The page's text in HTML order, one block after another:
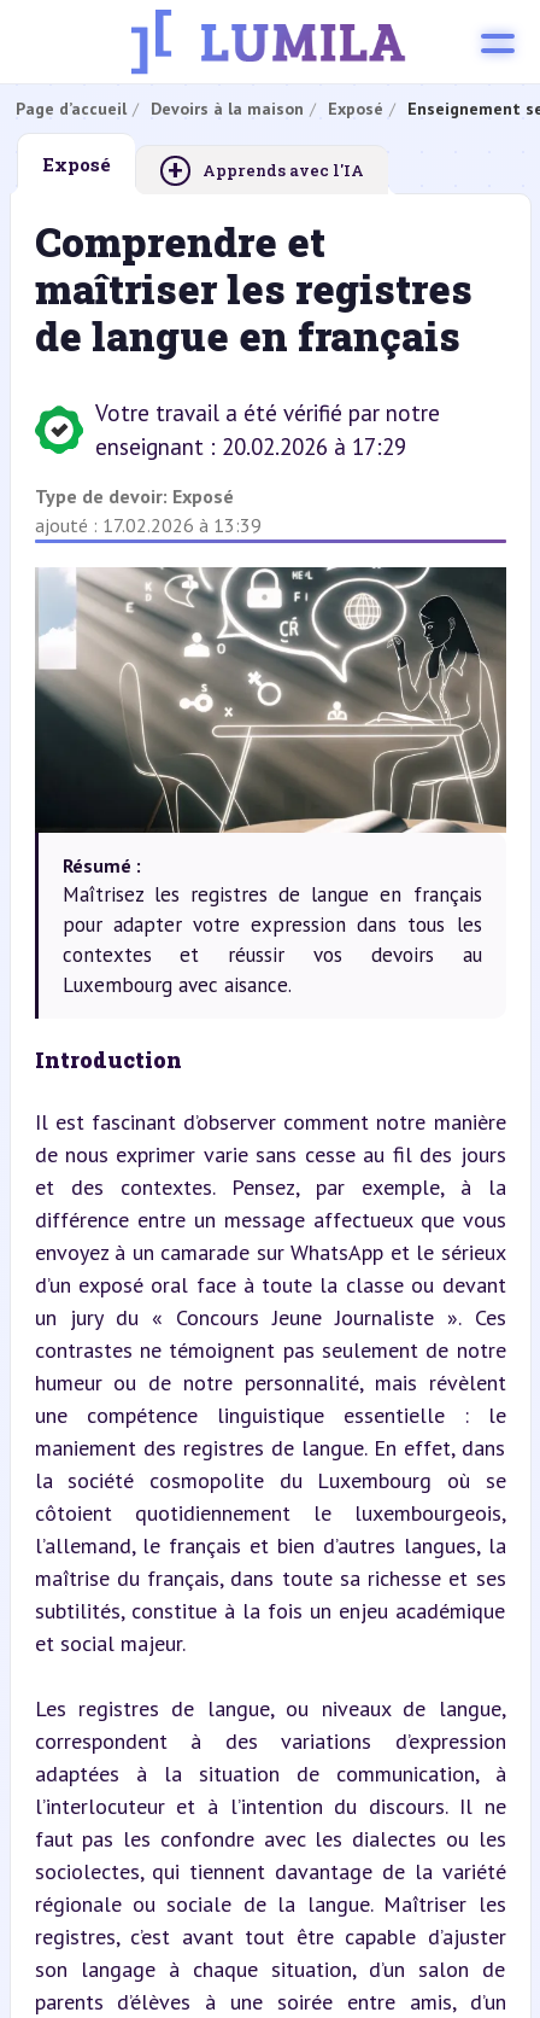
Page d’accueil Devoirs à la maison Exposé Enseignement
Exposé + Apprends avec l'IA
Comprendre et
maîtriser les registres
de langue en français
Votre travail a été vérifié par notre
enseignant : 20.02.2026 à 17:29
Type de devoir: Exposé
ajouté : 17.02.2026 à 13:39
Résumé :
Maîtrisez les registres de langue en français
pour adapter votre expression dans tous les
contextes et réussir vos devoirs au
Luxembourg avec aisance.
Introduction
Il est fascinant d’observer comment notre manière
de nous exprimer varie sans cesse au fil des jours
et des contextes. Pensez, par exemple, à la
différence entre un message affectueux que vous
envoyez à un camarade sur WhatsApp et le sérieux
d’un exposé oral face à toute la classe ou devant
un jury du « Concours Jeune Journaliste ». Ces
contrastes ne témoignent pas seulement de notre
humeur ou de notre personnalité, mais révèlent
une compétence linguistique essentielle : le
maniement des registres de langue. En effet, dans
la société cosmopolite du Luxembourg où se
côtoient quotidiennement le luxembourgeois,
l’allemand, le français et bien d’autres langues, la
maîtrise du français, dans toute sa richesse et ses
subtilités, constitue à la fois un enjeu académique
et social majeur.
Les registres de langue, ou niveaux de langue,
correspondent à des variations d’expression
adaptées à la situation de communication, à
l’interlocuteur et à l’intention du discours. Il ne
faut pas les confondre avec les dialectes ou les
sociolectes, qui tiennent davantage de la variété
régionale ou sociale de la langue. Maîtriser les
registres, c’est avant tout être capable d’ajuster
son langage à chaque situation, d’un salon de
parents d’élèves à une soirée entre amis, d’un